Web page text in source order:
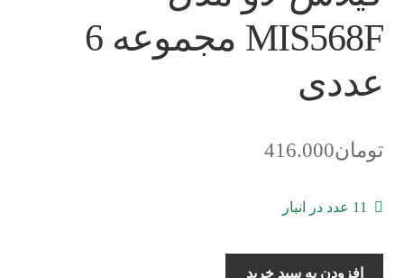
MIS568F مجموعه 6
عددی
تومان416.000
11 عدد در انبار
گیلاس
افزودن به سبد خرید